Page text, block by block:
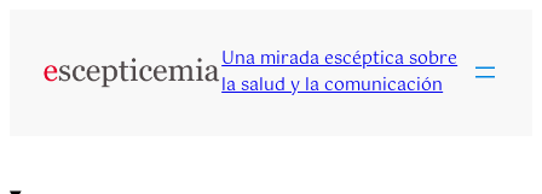
contenido
Una mirada escéptica sobre
la salud y la comunicación